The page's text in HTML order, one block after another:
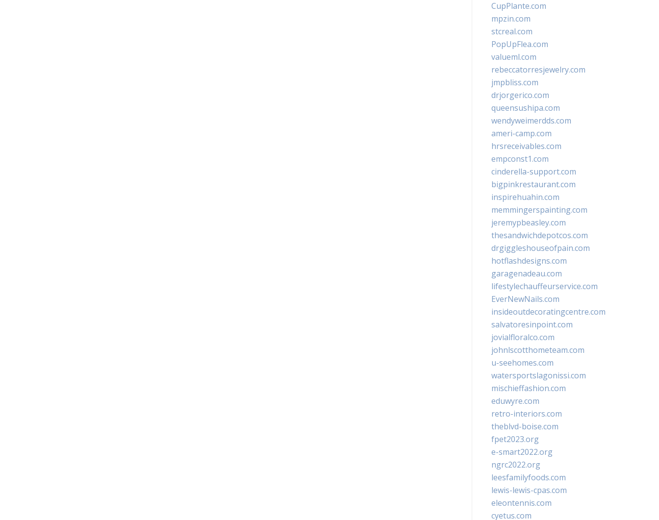
CupPlante.com
mpzin.com
stcreal.com
PopUpFlea.com
valueml.com
rebeccatorresjewelry.com
jmpbliss.com
drjorgerico.com
queensushipa.com
wendyweimerdds.com
ameri-camp.com
hrsreceivables.com
empconst1.com
cinderella-support.com
bigpinkrestaurant.com
inspirehuahin.com
memmingerspainting.com
jeremypbeasley.com
thesandwichdepotcos.com
drgiggleshouseofpain.com
hotflashdesigns.com
garagenadeau.com
lifestylechauffeurservice.com
EverNewNails.com
insideoutdecoratingcentre.com
salvatoresinpoint.com
jovialfloralco.com
johnlscotthometeam.com
u-seehomes.com
watersportslagonissi.com
mischieffashion.com
eduwyre.com
retro-interiors.com
theblvd-boise.com
fpet2023.org
e-smart2022.org
ngrc2022.org
leesfamilyfoods.com
lewis-lewis-cpas.com
eleontennis.com
cyetus.com